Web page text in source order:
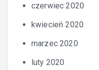
czerwiec 2020
kwiecień 2020
marzec 2020
luty 2020